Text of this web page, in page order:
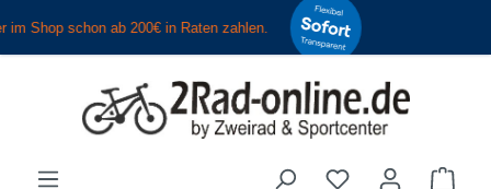
Zum Hauptinhalt springen
Du hast 0